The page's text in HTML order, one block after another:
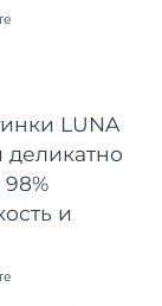
LUNA
и
8/8/26
доставки